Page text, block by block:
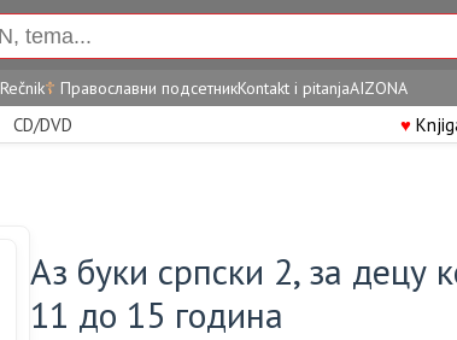
Rečnik☦ Православни подсетникKontakt i pitanjaAIZONA
CD/DVD ♥
Аз буки српски 2, за децу
11 до 15 година